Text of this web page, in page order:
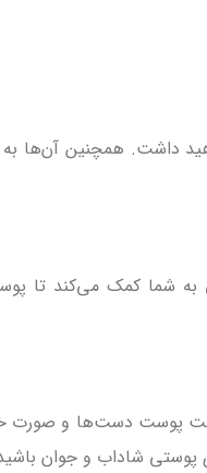
داشت. همچنین آن‌ها به
به شما کمک می‌کند تا
است پوست دست‌ها و صورت
پوستی شاداب و جوان